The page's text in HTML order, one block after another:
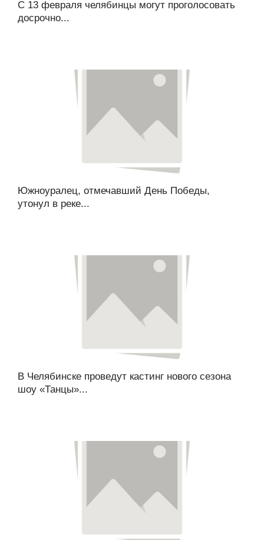
С 13 февраля челябинцы могут проголосовать
досрочно...
Южноуралец, отмечавший День Победы,
утонул в реке...
В Челябинске проведут кастинг нового сезона
шоу «Танцы»...